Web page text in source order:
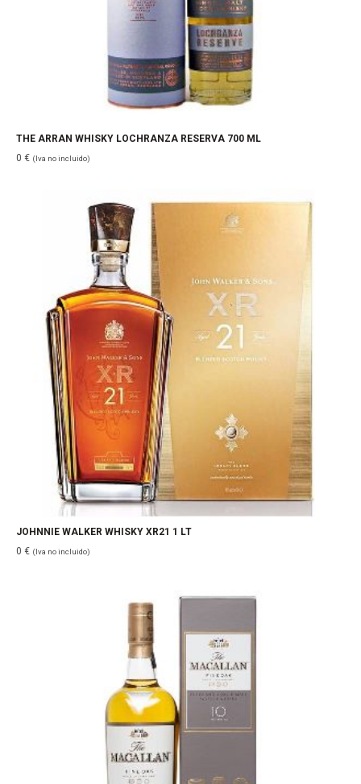
THE ARRAN WHISKY LOCHRANZA RESERVA 700 ML
0 € (Iva no incluido)
JOHNNIE WALKER WHISKY XR21 1 LT
0 € (Iva no incluido)